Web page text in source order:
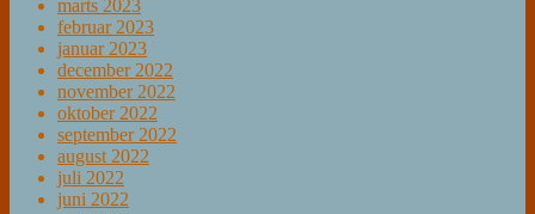
marts 2023
februar 2023
januar 2023
december 2022
november 2022
oktober 2022
september 2022
august 2022
juli 2022
juni 2022